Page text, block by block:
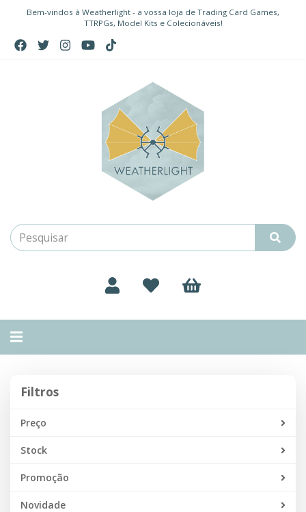
Bem-vindos à Weatherlight - a vossa loja de Trading Card Games,
TTRPGs, Model Kits e Colecionáveis!
Alternar
Filtros
Preço
Stock
Promoção
Novidade